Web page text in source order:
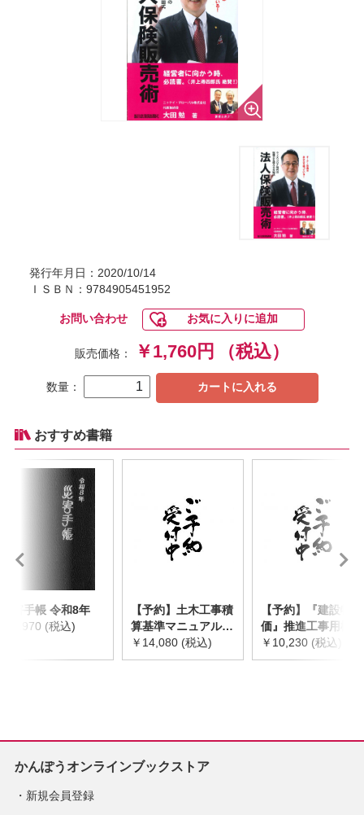
発行年月日：2020/10/14
ＩＳＢＮ：9784905451952
お問い合わせ お気に入りに追加
販売価格： ￥1,760円 （税込）
数量： カートに入れる
おすすめ書籍
災害手帳 令和8年
￥2,970 (税込)
【予約】土木工事積
算基準マニュアル
令和8年度版
※2026年8月下旬発
￥14,080 (税込)
【予約】『建設物
価』推進工事用機械
器具等基礎価格表
2026年度版
￥10,230 (税込)
かんぽうオンラインブックストア
新規会員登録